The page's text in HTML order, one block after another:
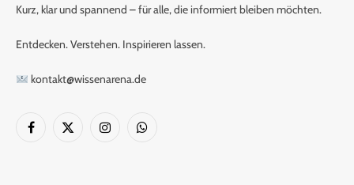
Kurz, klar und spannend – für alle, die informiert bleiben möchten.
Entdecken. Verstehen. Inspirieren lassen.
kontakt@wissenarena.de
Facebook
X
InstagramWhatsApp